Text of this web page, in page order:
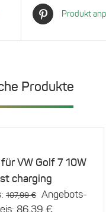
Produkt
Produkte
für VW Golf 7 10W
charging
107,99€
Ursprünglicher
Preis
Angebots-
86,39 €Aktueller